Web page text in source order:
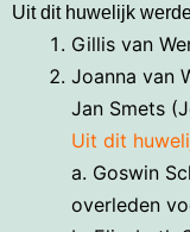
Uit dit huwelijk
Gillis van
Joanna van
Jan Smets
Uit dit
a. Goswin
overleden